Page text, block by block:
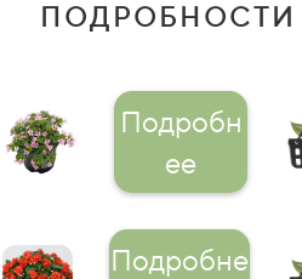
ПОДРОБНОСТИ
Подробн
ее
Подробне